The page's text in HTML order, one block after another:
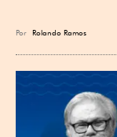
Por Rolando Ramos